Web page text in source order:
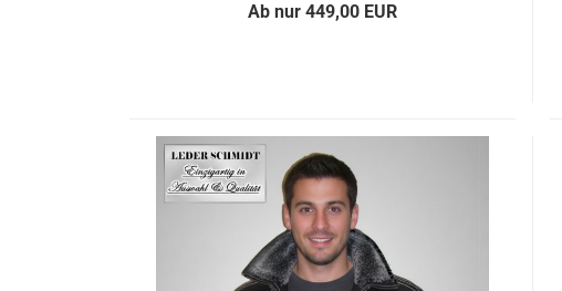
Ab nur 449,00 EUR